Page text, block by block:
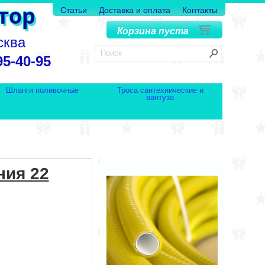
Статьи Доставка и оплата Контакты
40-95
Корзина пуста
Шланги поливочные
Троса сантехнические и
вантуза
22